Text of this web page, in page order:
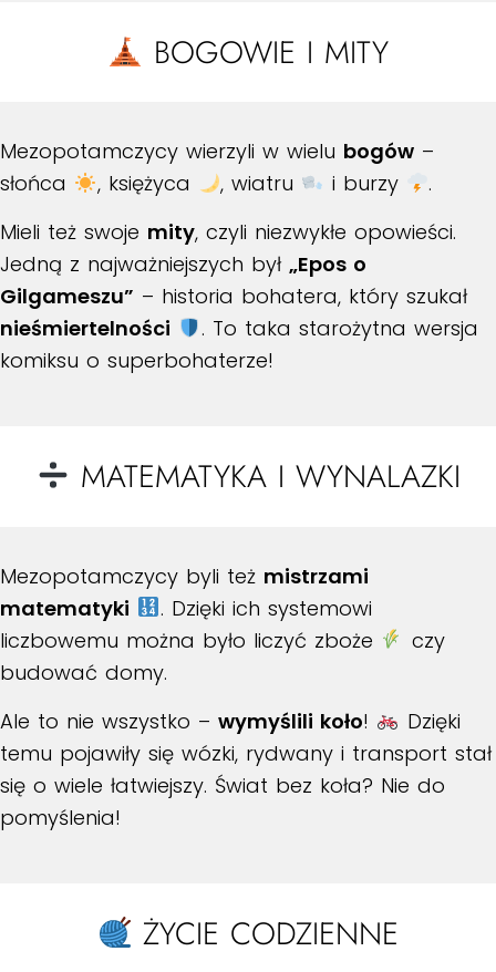
BOGOWIE I MITY
Mezopotamczycy wierzyli w wielu bogów –
słońca
, księżyca , wiatru i burzy
.
Mieli też swoje mity, czyli niezwykłe opowieści.
Jedną z najważniejszych był „Epos o
Gilgameszu” – historia bohatera, który szukał
nieśmiertelności
. To taka starożytna wersja
komiksu o superbohaterze!
MATEMATYKA I WYNALAZKI
Mezopotamczycy byli też mistrzami
matematyki
. Dzięki ich systemowi
liczbowemu można było liczyć zboże
czy
budować domy.
Ale to nie wszystko – wymyślili koło!
Dzięki
temu pojawiły się wózki, rydwany i transport stał
się o wiele łatwiejszy. Świat bez koła? Nie do
pomyślenia!
ŻYCIE CODZIENNE